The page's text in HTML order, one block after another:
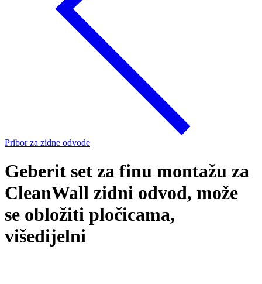
Pribor za zidne odvode
Geberit set za finu montažu za
CleanWall zidni odvod, može
se obložiti pločicama,
višedijelni